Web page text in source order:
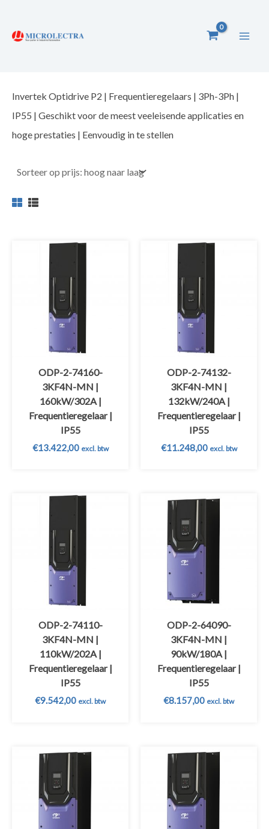
naar
Invertek Optidrive P2 | Frequentieregelaars | 3Ph-3Ph |
IP55 | Geschikt voor de meest veeleisende applicaties en
hoge prestaties | Eenvoudig in te stellen
ODP-2-74160-
3KF4N-MN |
160kW/302A |
Frequentieregelaar |
IP55
€13.422,00 excl. btw
ODP-2-74132-
3KF4N-MN |
132kW/240A |
Frequentieregelaar |
IP55
€11.248,00 excl. btw
ODP-2-74110-
3KF4N-MN |
110kW/202A |
Frequentieregelaar |
IP55
€9.542,00 excl. btw
ODP-2-64090-
3KF4N-MN |
90kW/180A |
Frequentieregelaar |
IP55
€8.157,00 excl. btw